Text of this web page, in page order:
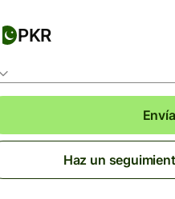
PKR
Haz un